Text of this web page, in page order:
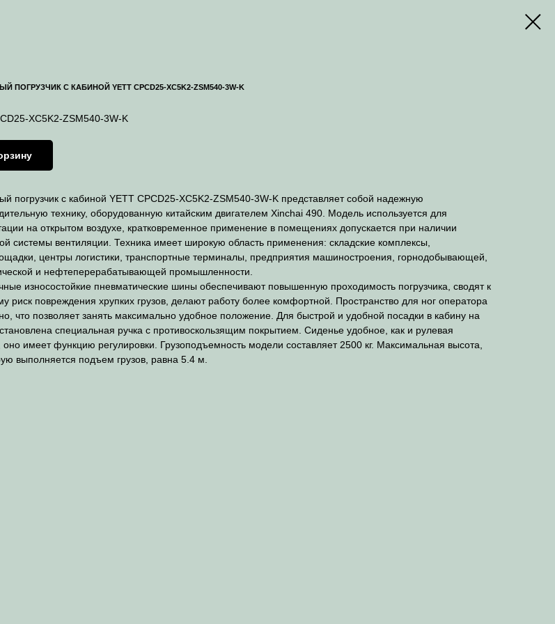
ПОГРУЗЧИК С КАБИНОЙ YETT CPCD25-XC5K2-ZSM540-3W-K
XC5K2-ZSM540-3W-K
погрузчик с кабиной YETT CPCD25-XC5K2-ZSM540-3W-K представляет собой надежную
технику, оборудованную китайским двигателем Xinchai 490. Модель используется для
на открытом воздухе, кратковременное применение в помещениях допускается при наличии
системы вентиляции. Техника имеет широкую область применения: складские комплексы,
центры логистики, транспортные терминалы, предприятия машиностроения, горнодобывающей,
и нефтеперерабатывающей промышленности.
износостойкие пневматические шины обеспечивают повышенную проходимость погрузчика, сводят к
риск повреждения хрупких грузов, делают работу более комфортной. Пространство для ног оператора
что позволяет занять максимально удобное положение. Для быстрой и удобной посадки в кабину на
специальная ручка с противоскользящим покрытием. Сиденье удобное, как и рулевая
оно имеет функцию регулировки. Грузоподъемность модели составляет 2500 кг. Максимальная высота,
выполняется подъем грузов, равна 5.4 м.